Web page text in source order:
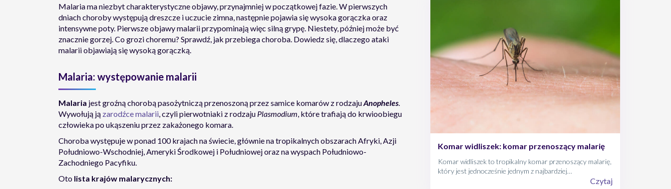
Malaria ma niezbyt charakterystyczne objawy, przynajmniej w początkowej fazie. W pierwszych
dniach choroby występują dreszcze i uczucie zimna, następnie pojawia się wysoka gorączka oraz
intensywne poty. Pierwsze objawy malarii przypominają więc silną grypę. Niestety, później może być
znacznie gorzej. Co grozi choremu? Sprawdź, jak przebiega choroba. Dowiedz się, dlaczego ataki
malarii objawiają się wysoką gorączką.
Malaria: występowanie malarii
Malaria jest groźną chorobą pasożytniczą przenoszoną przez samice komarów z rodzajuAnopheles.
Wywołują ją zarodźce malarii, czyli pierwotniaki z rodzaju Plasmodium, które trafiają do krwioobiegu
człowieka po ukąszeniu przez zakażonego komara.
Choroba występuje w ponad 100 krajach na świecie, głównie na tropikalnych obszarach Afryki, Azji
Południowo-Wschodniej, Ameryki Środkowej i Południowej oraz na wyspach Południowo-
Zachodniego Pacyfiku.
Oto lista krajów malarycznych:
Komar widliszek: komar przenoszący malarię
Komar widliszek to tropikalny komar przenoszący malarię,
który jest jednocześnie jednym z najbardziej
rozpowszechnionych komarów w Polsce. W jaki sposób
Czytaj